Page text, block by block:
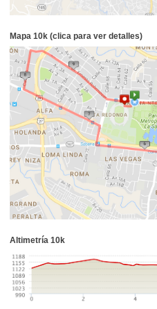
Mapa 10k (clica para ver detalles)
Altimetría 10k